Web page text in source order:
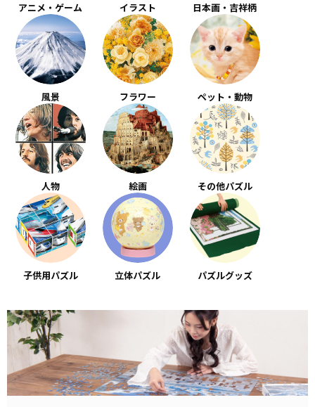
アニメ・ゲーム イラスト 日本画・吉祥柄
風景 フラワー ペット・動物
人物 絵画 その他パズル
子供用パズル 立体パズル パズルグッズ